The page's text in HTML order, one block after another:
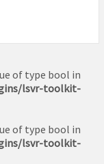
of type bool in
lsvr-toolkit-
of type bool in
lsvr-toolkit-